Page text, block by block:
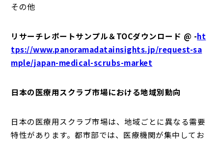
その他
リサーチレポートサンプル＆TOCダウンロード @ -ht
tps://www.panoramadatainsights.jp/request-sa
mple/japan-medical-scrubs-market
日本の医療用スクラブ市場における地域別動向
日本の医療用スクラブ市場は、地域ごとに異なる需要
特性があります。都市部では、医療機関が集中してお